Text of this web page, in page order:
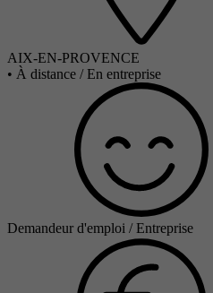
AIX-EN-PROVENCE
• À distance / En entreprise
Demandeur d'emploi / Entreprise